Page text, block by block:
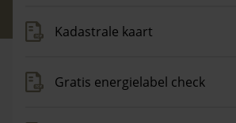
Kadastrale kaart
Gratis energielabel check